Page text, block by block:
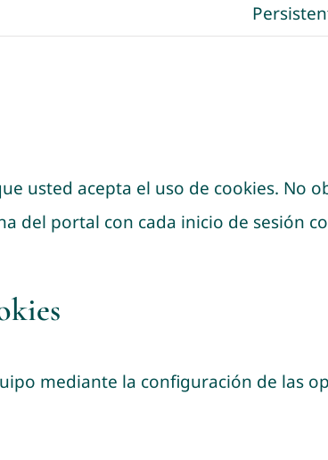
usted acepta el uso de cookies. No
del portal con cada inicio de sesión
mediante la configuración de las